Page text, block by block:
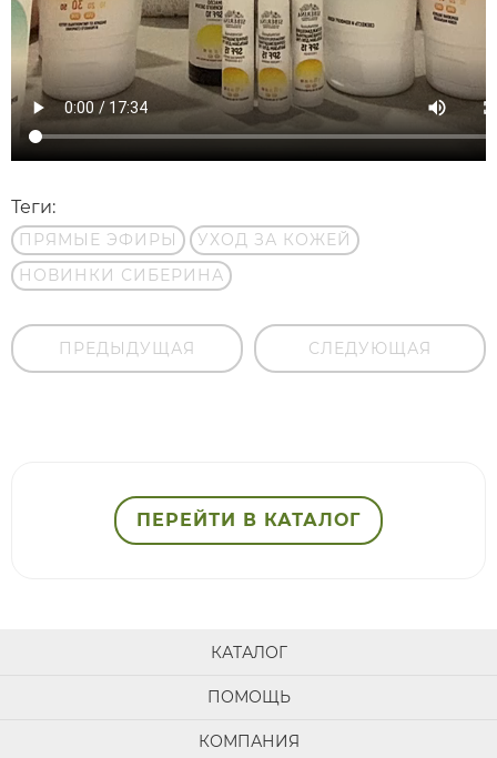
Теги:
ПРЯМЫЕ ЭФИРЫ
УХОД ЗА КОЖЕЙ
НОВИНКИ СИБЕРИНА
ПРЕДЫДУЩАЯ СЛЕДУЮЩАЯ
ПЕРЕЙТИ В КАТАЛОГ
КАТАЛОГ
ПОМОЩЬ
КОМПАНИЯ